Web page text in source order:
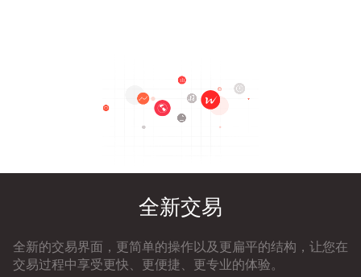
全新交易
全新的交易界面，更简单的操作以及更扁平的结构，让您在
交易过程中享受更快、更便捷、更专业的体验。